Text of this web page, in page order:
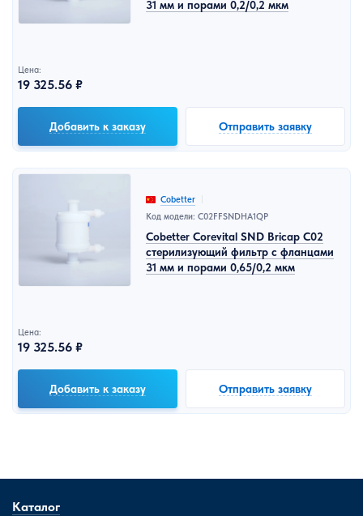
31 мм и порами 0,2/0,2 мкм
Цена:
19 325.56 ₽
Добавить к заказу Отправить заявку
Cobetter
Код модели: C02FFSNDHA1QP
Cobetter Corevital SND Bricap C02
стерилизующий фильтр с фланцами
31 мм и порами 0,65/0,2 мкм
Цена:
19 325.56 ₽
Добавить к заказу Отправить заявку
Каталог